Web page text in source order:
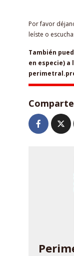
Por favor
leíste o
También
en especie) a
Comparte